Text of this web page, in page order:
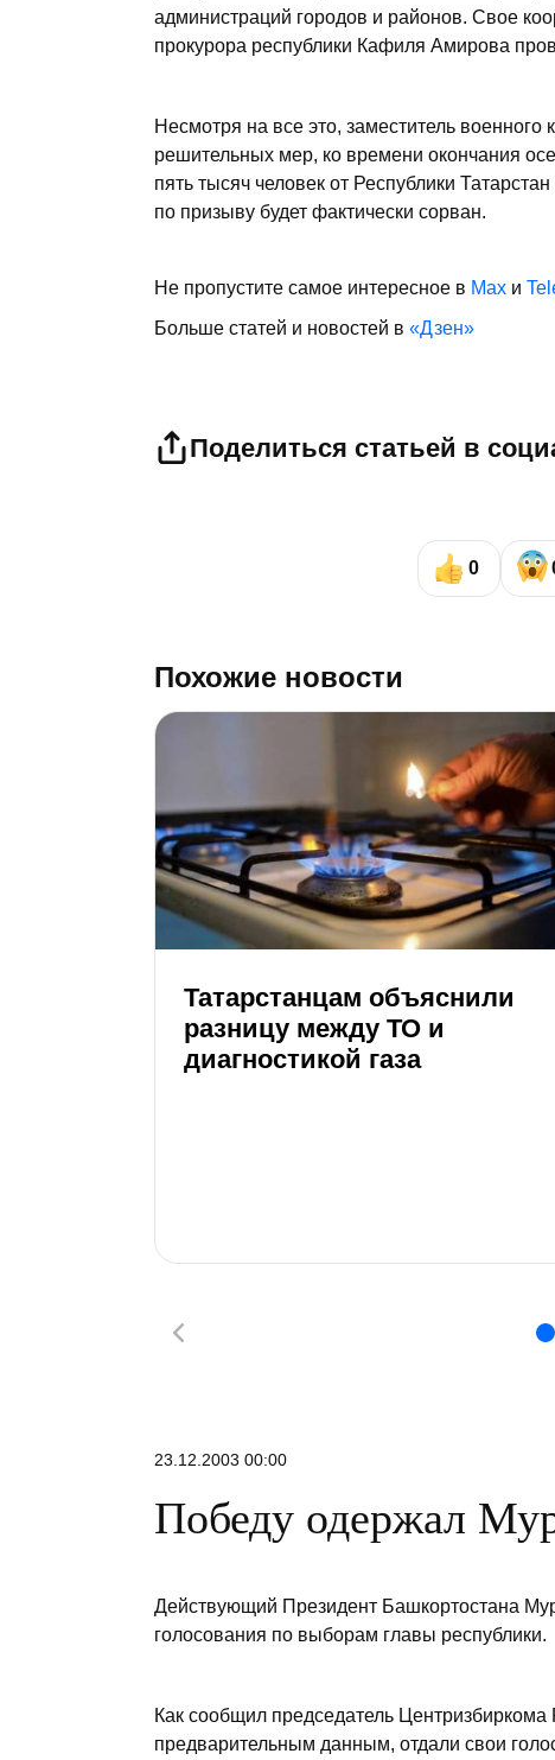
администраций городов и районов. Свое
прокурора республики Кафиля Амирова
Несмотря на все это, заместитель военного
решительных мер, ко времени окончания
пять тысяч человек от Республики
по призыву будет фактически сорван.
Не пропустите самое интересное в Max и
Больше статей и новостей в «Дзен»
Поделиться статьей в
0
Похожие новости
Татарстанцам объяснили
разницу между ТО и
диагностикой газа
23.12.2003 00:00
Победу одержал
Действующий Президент Башкортостана
голосования по выборам главы республики.
Как сообщил председатель
предварительным данным, отдали свои